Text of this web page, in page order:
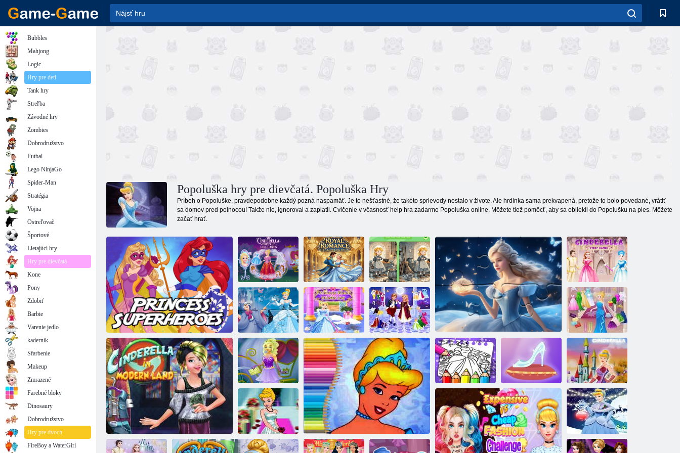
Popoluška hry pre dievčatá. Popoluška Hry
Príbeh o Popoluške, pravdepodobne každý pozná naspamäť. Je to nešťastné, že takéto sprievody nestalo v živote. Ale hrdinka sama prekvapená, pretože to bolo povedané, vrátiť
sa domov pred polnocou! Takže nie, ignoroval a zaplatil. Cvičenie v včasnosť help hra zadarmo Popoluška online. Môžete tiež pomôcť, aby sa obliekli do Popolušku na ples. Môžete
začať hrať.
Princezná superhrdinovia
Prezliekať sa za
Popolušku
Značka:
Popoluška
Nájdite rozdiely:
Popoluška
Hádanka: Popoluška
Hry o
Popoluške
Puzzle: Premena
Popolušky
Upratovanie
izby pre
princeznú
Popoluška a
očarujúci princ
Oblečte si
Popolušku
Popoluška: nové
módne šaty
Omaľovánka
Popoluška
Popoluška zápas
3D
Oblečenie na
párty Popoluška
Bubbles
Mahjong
Logic
Hry pre deti
Tank hry
Streľba
Závodné hry
Zombies
Dobrodružstvo
Futbal
Lego NinjaGo
Spider-Man
Stratégia
Vojna
Ostreľovač
Športové
Lietajúci hry
Hry pre dievčatá
Kone
Pony
Zdobiť
Barbie
Varenie jedlo
kaderník
Sfarbenie
Makeup
Zmrazené
Farebné bloky
Dinosaury
Dobrodružstvo
Hry pre dvoch
FireBoy a WaterGirl